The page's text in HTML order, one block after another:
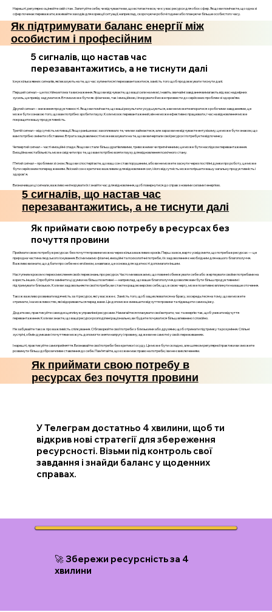
Нарешті, регулярно оцінюйте свій стан. Запитуйте себе, чи відчуваєте ви, що встигаєте все, чи є у вас ресурси для обох сфер. Якщо ви помічаєте, що одна зі
сфер починає переважати, вживайте заходів для корекції ситуації, наприклад, скорочуючи робочі години або плануючи більше особистого часу.
Як підтримувати баланс енергії між
особистим і професійним
5 сигналів, що настав час
перезавантажитись, а не тиснути далі
Існує кілька явних сигналів, які вказують на те, що час зупинитися і перезавантажитися, замість того щоб продовжувати тиснути далі.
Перший сигнал – це постійна втома та виснаження. Якщо ви відчуваєте, що ваші сили на межі, і навіть звичайні завдання вимагають від вас надмірних
зусиль, це привід задуматися. Втома може бути як фізичною, так і емоційною, і ігнорувати її може призвести до серйозних проблем зі здоров’ям.
Другий сигнал – зниження продуктивності. Якщо ви помічаєте, що ваші результати ухудшуються, а ви не можете впоратися з робочими завданнями, це
може бути ознакою того, що вам потрібно зробити паузу. Коли мозок перевантажений, він не може ефективно працювати, і час на відновлення може
покращити вашу продуктивність.
Третій сигнал – відсутність мотивації. Якщо раніше вас захоплювало те, чим ви займаєтеся, але зараз ви не відчуваєте ентузіазму, це може бути знаком, що
вам потрібно змінити обставини. Втрата зацікавленості може вказувати на те, що ви вичерпали свої ресурси і потребуєте відпочинку.
Четвертий сигнал – часті емоційні спади. Якщо ви стали більш дратівливими, тривожними чи пригніченими, це може бути наслідком перевантаження.
Емоційна нестабільність може свідчити про те, що вам потрібно взяти паузу для відновлення психічного стану.
П’ятий сигнал – проблеми зі сном. Якщо ви спостерігаєте, що ваш сон став порушеним, або ви не можете заснути через постійні думки про роботу, це може
бути серйозним попередженням. Якісний сон є критично важливим для відновлення сил, і його відсутність може погіршити вашу загальну продуктивність і
здоров'я.
Визначивши ці сигнали, важливо не ігнорувати їх і знайти час для відновлення, щоб повернутися до справ з новими силами і енергією.
5 сигналів, що настав час
перезавантажитись, а не тиснути далі
Як приймати свою потребу в ресурсах без
почуття провини
Приймати свою потребу в ресурсах без почуття провини можна через кілька важливих кроків. Перш за все, варто усвідомити, що потреба в ресурсах — це
природна частина людського існування. Всі ми маємо фізичні, емоційні та психологічні потреби, і їх задоволення є необхідним для нашого благополуччя.
Важливо визнати, що дбати про себе не є егоїзмом, а навпаки, це основа для здатності допомагати іншим.
Наступним кроком є переосмислення своїх переконань про ресурси. Часто ми вважаємо, що повинні обмежувати себе або жертвувати своїми потребами на
користь інших. Спробуйте замінити ці думки на більш позитивні — наприклад, що ваше благополуччя дозволяє вам бути більш продуктивним і
підтримувати близьких. Коли ви задовольняєте свої потреби, ви стаєте кращою версією себе, що, в свою чергу, може позитивно вплинути на ваше оточення.
Також важливо розвивати вдячність за ті ресурси, які у вас вже є. Замість того, щоб зациклюватися на браку, зосередьтеся на тому, що ви можете
отримати, і на можливостях, які відкриваються перед вами. Це допоможе зменшити відчуття провини та підвищити самооцінку.
Додатково, практикуйте самодисципліну в управлінні ресурсами. Намагайтеся планувати свої витрати, час та енергію так, щоб уникати відчуття
перевантаження. Коли ви знаєте, що ваші ресурси розподілені раціонально, ви будете почуватися більш впевнено і спокійно.
Не забувайте також про важливість спілкування. Обговорюйте свої потреби з близькими або друзями, щоб отримати підтримку та розуміння. Спільні
зустрічі, обмін думками і почуттями можуть допомогти зняти напругу і провину, адже ви не самотні у своїх переживаннях.
І нарешті, практикуйте самоприйняття. Визнавайте свої потреби без критики і осуду. Це може бути складно, але шляхом регулярної практики ви зможете
розвинути більш доброзичливе ставлення до себе. Пам’ятайте, що кожен має право на потреби, і ви не є виключенням.
Як приймати свою потребу в
ресурсах без почуття провини
У Телеграм достатньо 4 хвилини, щоб ти
відкрив нові стратегії для збереження
ресурсності. Візьми під контроль свої
завдання і знайди баланс у щоденних
справах.
🚀 Збережи ресурсність за 4
хвилини